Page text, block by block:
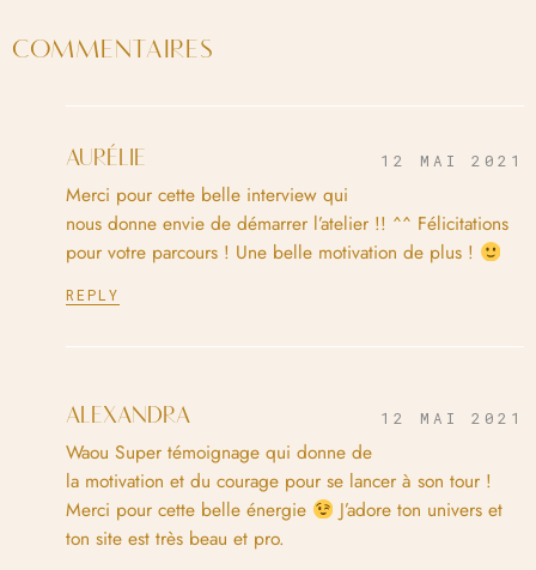
COMMENTAIRES
AURÉLIE 12 MAI 2021
Merci pour cette belle interview qui
nous donne envie de démarrer l’atelier !! ^^ Félicitations
pour votre parcours ! Une belle motivation de plus !
REPLY
ALEXANDRA 12 MAI 2021
Waou Super témoignage qui donne de
la motivation et du courage pour se lancer à son tour !
Merci pour cette belle énergie
J’adore ton univers et
ton site est très beau et pro.